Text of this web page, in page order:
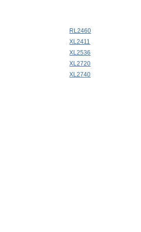
RL2460
XL2411
XL2536
XL2720
XL2740